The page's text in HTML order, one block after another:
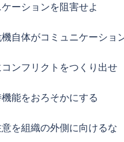
ーションを阻害せよ
自体がコミュニケーショ
ンフリクトをつくり出せ
能をおろそかにする
を組織の外側に向けるな